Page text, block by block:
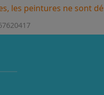
les peintures ne sont